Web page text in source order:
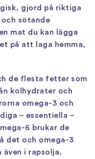
gjord på riktiga
sötande
mat du kan lägga
på att laga hemma,
de flesta fetter som
kolhydrater och
omega-3 och
– essentiella –
6 brukar de
det och omega-3
i rapsolja.